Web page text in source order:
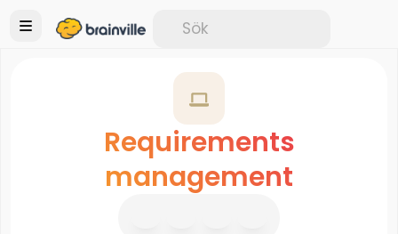
Requirements
management